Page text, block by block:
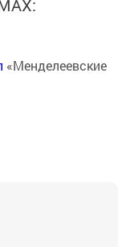
«Менделеевские